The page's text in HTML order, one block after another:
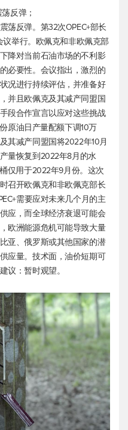
反弹；
荡反弹。第32次OPEC+部长
举行。欧佩克和非欧佩克部
降对当前石油市场的不利影
必要性。会议指出，激烈的
况进行持续评估，并准备好
并且欧佩克及其减产同盟国
段合作宣言以应对这些挑战
原油日产量配额下调10万
其减产同盟国将2022年10月
量恢复到2022年8月的水
仅用于2022年9月份。这次
召开欧佩克和非欧佩克部长
需要应对未来几个月的主
应，而全球经济衰退可能会
欧洲能源危机可能导致大量
亚、俄罗斯或其他国家的潜
应量。技术面，油价短期可
议：暂时观望。